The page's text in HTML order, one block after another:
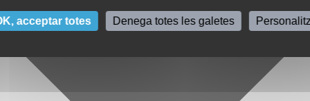
acceptar totes Denega totes les galetes